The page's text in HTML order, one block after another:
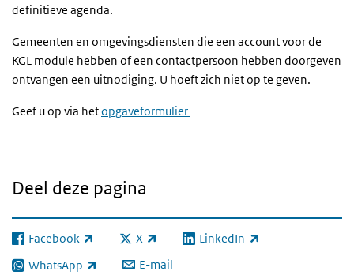
definitieve agenda.
Gemeenten en omgevingsdiensten die een account voor de
KGL module hebben of een contactpersoon hebben doorgeven
ontvangen een uitnodiging. U hoeft zich niet op te geven.
Geef u op via hetopgaveformulier
Deel deze pagina
Facebook
(externe link) X
(externe link) LinkedIn
(externe link)
WhatsApp
(externe link) E-mail